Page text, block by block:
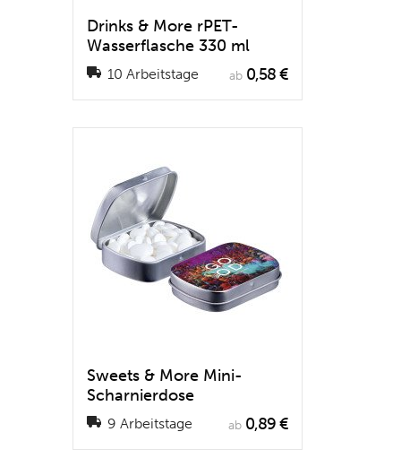
Drinks & More rPET-
Wasserflasche 330 ml
10 Arbeitstage ab 0,58 €
Sweets & More Mini-
Scharnierdose
9 Arbeitstage ab 0,89 €